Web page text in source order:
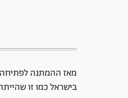
מאז ההמתנה
בישראל כמו זו